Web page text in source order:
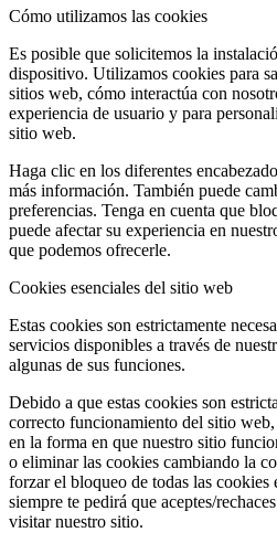
Cómo utilizamos las cookies
Es posible que solicitemos la
dispositivo. Utilizamos cookies para
sitios web, cómo interactúa con
experiencia de usuario y para
sitio web.
Haga clic en los diferentes
más información. También puede
preferencias. Tenga en cuenta que
puede afectar su experiencia en
que podemos ofrecerle.
Cookies esenciales del sitio web
Estas cookies son estrictamente
servicios disponibles a través de
algunas de sus funciones.
Debido a que estas cookies son
correcto funcionamiento del sitio
en la forma en que nuestro sitio
o eliminar las cookies cambiando la
forzar el bloqueo de todas las cookies
siempre te pedirá que aceptes/
visitar nuestro sitio.